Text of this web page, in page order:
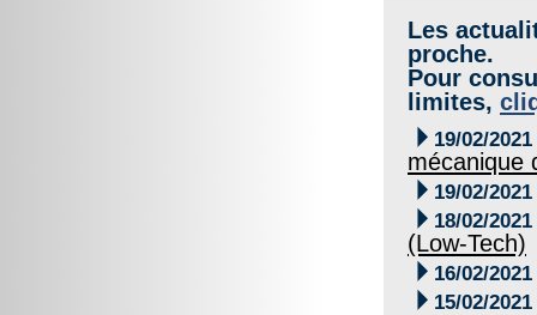
Les
proche.
Pour
limites,
 19/02/2021
mécanique
 19/02/2021
 18/02/2021
(Low-Tech)
 16/02/2021
 15/02/2021